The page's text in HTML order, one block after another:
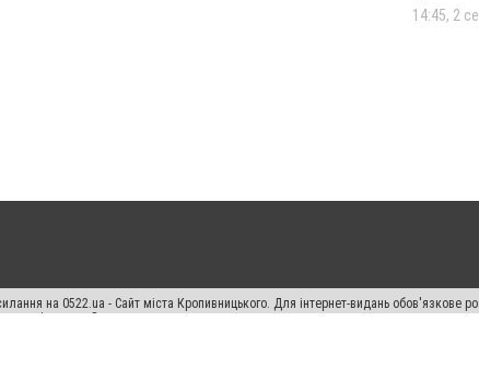
14:45, 2
на 0522.ua - Сайт міста Кропивницького. Для інтернет-видань обов'язкове
Законом.